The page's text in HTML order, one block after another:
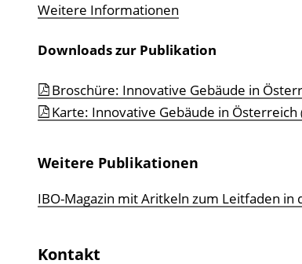
Weitere Informationen
Downloads zur Publikation
Broschüre: Innovative Gebäude in
Karte: Innovative Gebäude in Österreich
Weitere Publikationen
IBO-Magazin mit Aritkeln zum Leitfaden in
Kontakt